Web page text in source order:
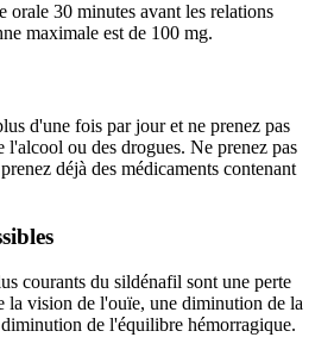
orale 30 minutes avant les relations
maximale est de 100 mg.
d'une fois par jour et ne prenez pas
l'alcool ou des drogues. Ne prenez pas
déjà des médicaments contenant
courants du sildénafil sont une perte
la vision de l'ouïe, une diminution de la
de l'équilibre hémorragique.